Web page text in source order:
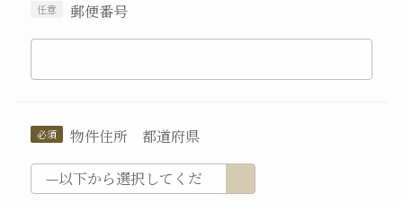
郵便番号
物件住所 都道府県